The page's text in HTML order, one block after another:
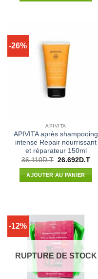
-26%
APIVITA
APIVITA après shampooing
intense Repair nourrissant
et réparateur 150ml
36.110D.T Le
initial
était :
26.692D.TLe
AJOUTER AU PANIER
-12%
RUPTURE DE STOCK